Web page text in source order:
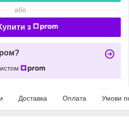
або
з
Доставка Оплата Умови